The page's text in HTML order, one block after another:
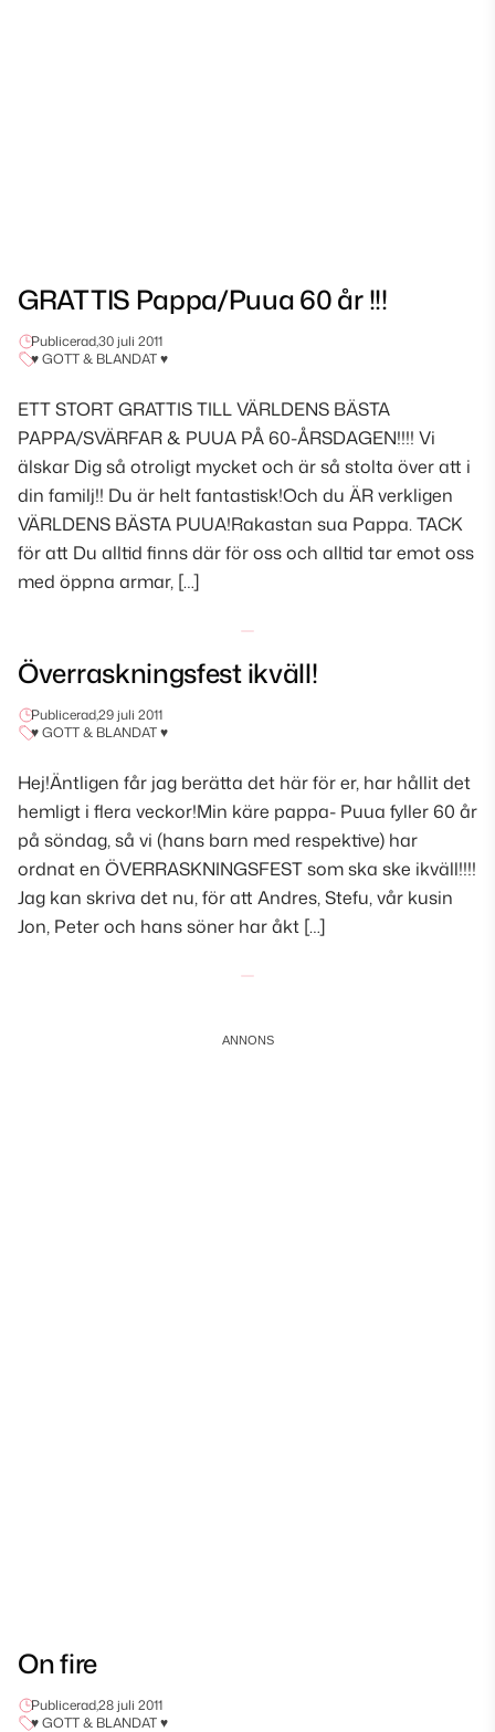
GRATTIS Pappa/Puua 60 år !!!
Publicerad,30 juli 2011
♥ GOTT & BLANDAT ♥
ETT STORT GRATTIS TILL VÄRLDENS BÄSTA
PAPPA/SVÄRFAR & PUUA PÅ 60-ÅRSDAGEN!!!! Vi
älskar Dig så otroligt mycket och är så stolta över att i
din familj!! Du är helt fantastisk!Och du ÄR verkligen
VÄRLDENS BÄSTA PUUA!Rakastan sua Pappa. TACK
för att Du alltid finns där för oss och alltid tar emot oss
med öppna armar, […]
Överraskningsfest ikväll!
Publicerad,29 juli 2011
♥ GOTT & BLANDAT ♥
Hej!Äntligen får jag berätta det här för er, har hållit det
hemligt i flera veckor!Min käre pappa- Puua fyller 60 år
på söndag, så vi (hans barn med respektive) har
ordnat en ÖVERRASKNINGSFEST som ska ske ikväll!!!!
Jag kan skriva det nu, för att Andres, Stefu, vår kusin
Jon, Peter och hans söner har åkt […]
On fire
Publicerad,28 juli 2011
♥ GOTT & BLANDAT ♥